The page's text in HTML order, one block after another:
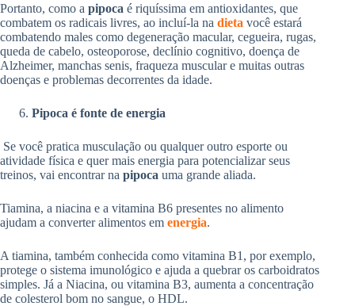
Portanto, como a pipoca é riquíssima em antioxidantes, que
combatem os radicais livres, ao incluí-la na dieta você estará
combatendo males como degeneração macular, cegueira, rugas,
queda de cabelo, osteoporose, declínio cognitivo, doença de
Alzheimer, manchas senis, fraqueza muscular e muitas outras
doenças e problemas decorrentes da idade.
Pipoca é fonte de energia
Se você pratica musculação ou qualquer outro esporte ou
atividade física e quer mais energia para potencializar seus
treinos, vai encontrar na pipoca uma grande aliada.
Tiamina, a niacina e a vitamina B6 presentes no alimento
ajudam a converter alimentos em energia.
A tiamina, também conhecida como vitamina B1, por exemplo,
protege o sistema imunológico e ajuda a quebrar os carboidratos
simples. Já a Niacina, ou vitamina B3, aumenta a concentração
de colesterol bom no sangue, o HDL.